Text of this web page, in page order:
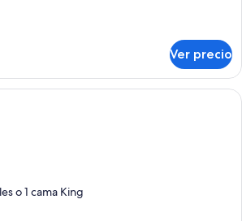
Ver precio
Habitación de hotel con cama,
o 1 cama King